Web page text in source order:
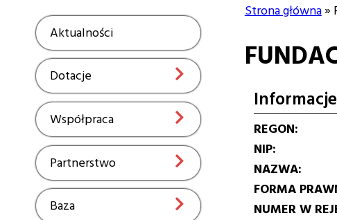
Aktualności Show
Dotacje Show
Współpraca Show
Partnerstwo Show
Baza Show
Strona główna
REGON
NIP
NAZWA
FORMA
NUMER W